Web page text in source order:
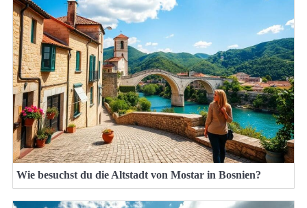
Wie besuchst du die Altstadt von Mostar in Bosnien?